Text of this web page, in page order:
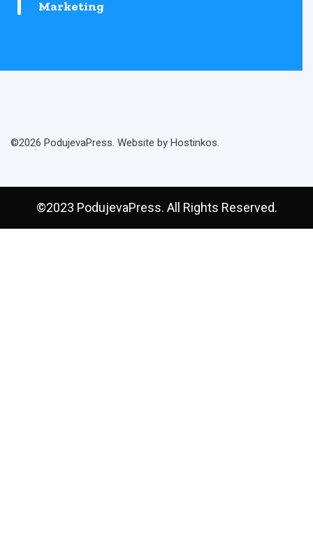
Marketing
©2026 PodujevaPress. Website by Hostinkos.
©2023 PodujevaPress. All Rights Reserved.